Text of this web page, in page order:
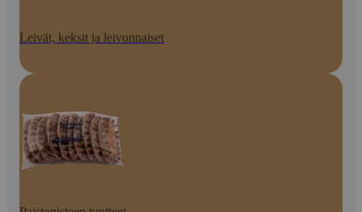
Leivät, keksit ja leivonnaiset